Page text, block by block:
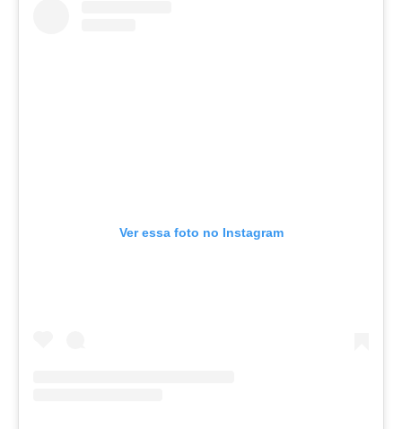
Ver essa foto no Instagram